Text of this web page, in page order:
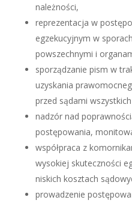
należności,
reprezentacja w
egzekucyjnym w
powszechnymi i
sporządzanie pism w
uzyskania
przed sądami
nadzór nad
postępowania,
współpraca z
wysokiej skuteczności
niskich kosztach
prowadzenie